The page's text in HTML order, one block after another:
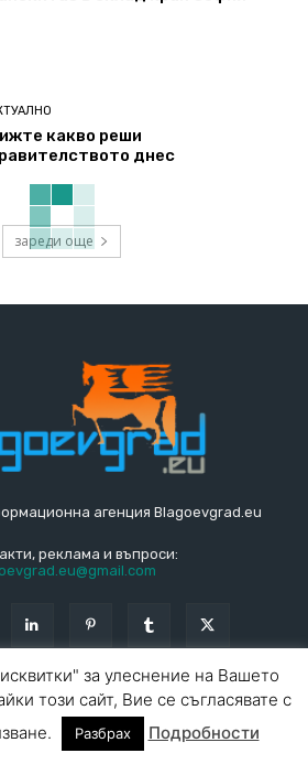
какво реши
днес
зареди още
агенция Blagoevgrad.eu
реклама и въпроси:
Общи условия
СПРАВОЧНИК СЪБИТИЯ
за улеснение на Вашето
този сайт, Вие се съгласявате с
Разбрах Подробности